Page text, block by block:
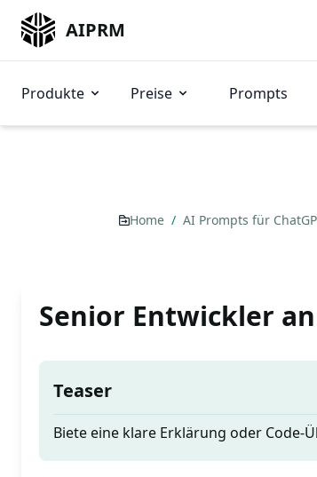
AIPRM
Produkte Preise Prompts
Home / AI Prompts für
Senior Entwickler
Teaser
Biete eine klare Erklärung oder Code-